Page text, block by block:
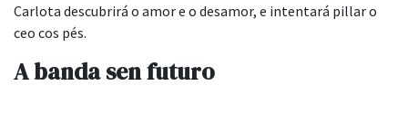
Carlota descubrirá o amor e o desamor, e intentará pillar o
ceo cos pés.
A banda sen futuro